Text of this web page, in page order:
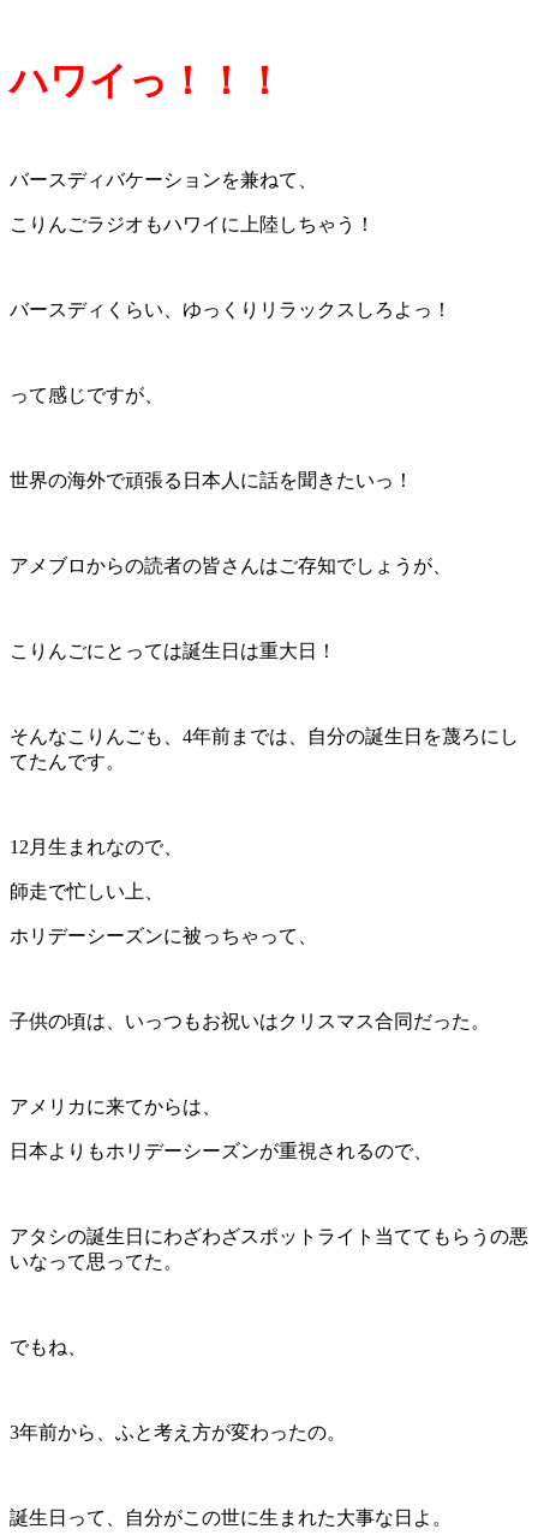
ハワイっ！！！
バースディバケーションを兼ねて、
こりんごラジオもハワイに上陸しちゃう！
バースディくらい、ゆっくりリラックスしろよっ！
って感じですが、
世界の海外で頑張る日本人に話を聞きたいっ！
アメブロからの読者の皆さんはご存知でしょうが、
こりんごにとっては誕生日は重大日！
そんなこりんごも、4年前までは、自分の誕生日を蔑ろにし
てたんです。
12月生まれなので、
師走で忙しい上、
ホリデーシーズンに被っちゃって、
子供の頃は、いっつもお祝いはクリスマス合同だった。
アメリカに来てからは、
日本よりもホリデーシーズンが重視されるので、
アタシの誕生日にわざわざスポットライト当ててもらうの悪
いなって思ってた。
でもね、
3年前から、ふと考え方が変わったの。
誕生日って、自分がこの世に生まれた大事な日よ。